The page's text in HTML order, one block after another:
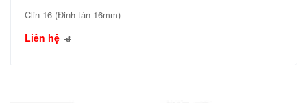
Clin 16 (Đinh tán 16mm)
Liên hệ đ